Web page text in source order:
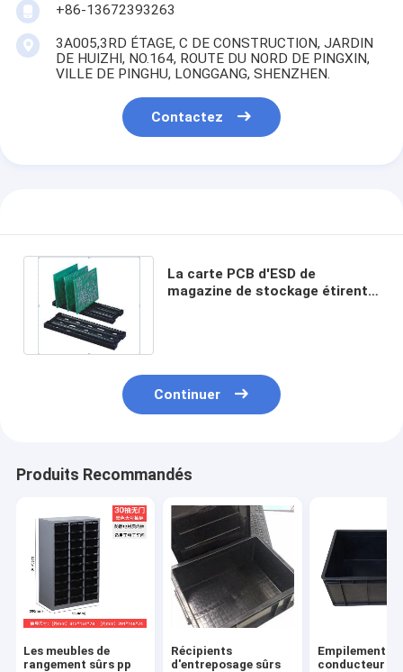
+86-13672393263
3A005,3RD ÉTAGE, C DE CONSTRUCTION, JARDIN
DE HUIZHI, NO.164, ROUTE DU NORD DE PINGXIN,
VILLE DE PINGHU, LONGGANG, SHENZHEN.
Contactez
La carte PCB d'ESD de
magazine de stockage étirent
Continuer
Produits Recommandés
Les meubles de
rangement sûrs pp
Récipients
d'entreposage sûrs
Empilement
conducteur